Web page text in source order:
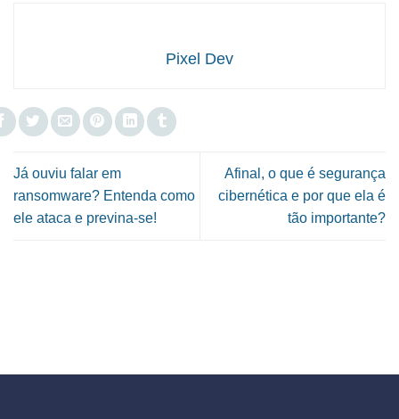
Pixel Dev
Já ouviu falar em
ransomware? Entenda como
ele ataca e previna-se!
Afinal, o que é segurança
cibernética e por que ela é
tão importante?